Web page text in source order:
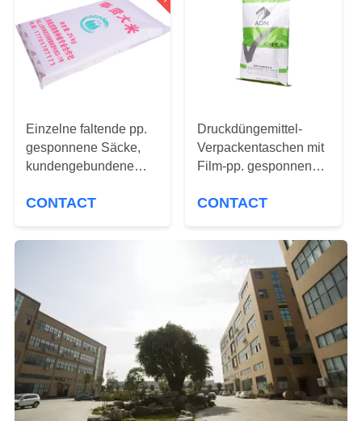
KONTAKT
REFERENZEN
SITEMAP
POLICY
Einzelne faltende pp.
gesponnene Säcke,
kundengebundene
gesponnene Taschen
CONTACT
Druckdüngemittel-
Verpackentaschen mit
Film-pp. gesponnenem
Pearlized
CONTACT